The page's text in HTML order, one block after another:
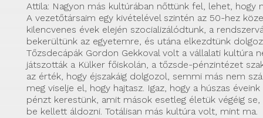
Attila: Nagyon más kultúrában nőttünk fel, lehet, hogy
A vezetőtársaim egy kivételével szintén az 50-hez
kilencvenes évek elején szocializálódtunk, a
bekerültünk az egyetemre, és utána elkezdtünk
Tőzsdecápák Gordon Gekkoval volt a vállalati kultúra
játszották a Külker főiskolán, a tőzsde-pénzintézet
az érték, hogy éjszakáig dolgozol, semmi más nem
meg viselje el, hogy hajtasz. Igaz, hogy a húszas
pénzt kerestünk, amit mások esetleg életük végéig
be kellett áldozni. Totálisan más kultúra volt, mint ma.